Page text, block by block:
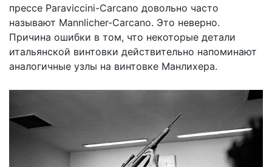
прессе Paraviccini-Carcano довольно часто
называют Mannlicher-Carcano. Это неверно.
Причина ошибки в том, что некоторые детали
итальянской винтовки действительно напоминают
аналогичные узлы на винтовке Манлихера.